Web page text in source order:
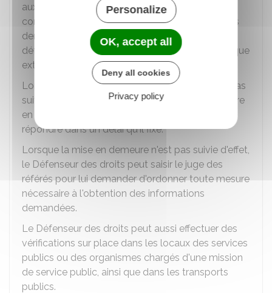
aux autorités concernées. Elles doivent lui
communiquer les renseignements et documents
demandés, sauf en cas de secret concernant la
défense nationale, la sûreté de l'État ou la politique
extérieure.
Lorsque les demandes d'informations ne sont pas
suivies d'effet, le Défenseur des droits peut mettre
en demeure les personnes intéressées de lui
répondre dans un délai qu'il fixe.
Lorsque la mise en demeure n'est pas suivie d'effet,
le Défenseur des droits peut saisir le juge des
référés pour lui demander d'ordonner toute mesure
nécessaire à l'obtention des informations
demandées.
Le Défenseur des droits peut aussi effectuer des
vérifications sur place dans les locaux des services
publics ou des organismes chargés d'une mission
de service public, ainsi que dans les transports
publics.
Personalize
OK, accept all
Deny all cookies
Privacy policy